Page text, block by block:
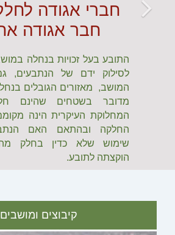
חברי אגודה
חבר אגודה
התובע בעל זכויות בנחלה
לסילוק ידם של הנתבעים,
המושב, מאזורים הגובלים
מדובר בשטחים שהינם
המחלוקת העיקרית הינה
החלקה ובהתאם האם
שימוש שלא כדין בחלק
הוקצתה לתובע.
קיבוצים ומושבים